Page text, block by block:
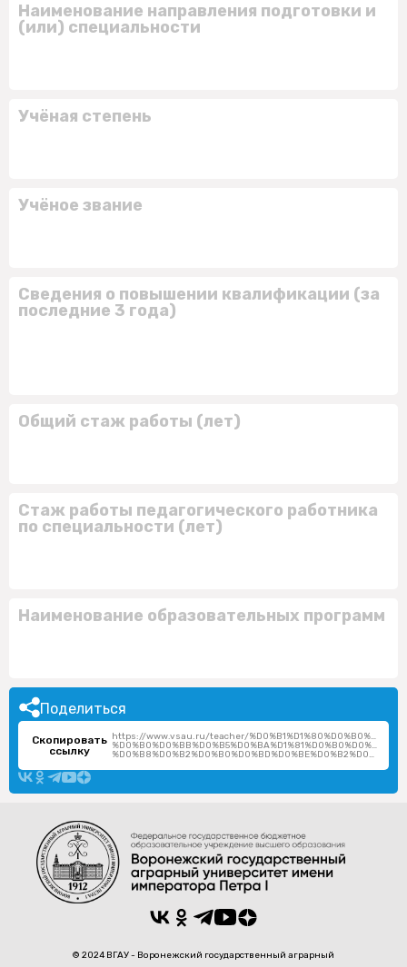
Наименование направления подготовки и
(или) специальности
Учёная степень
Учёное звание
Сведения о повышении квалификации (за
последние 3 года)
Общий стаж работы (лет)
Стаж работы педагогического работника
по специальности (лет)
Наименование образовательных программ
Поделиться
Скопировать
ссылку
https://www.vsau.ru/teacher/
%D0%B8%D0%B2%D0%B0%D0%BD%D0%BE%D0%B2%D0%BD%D0%B0/
© 2024 ВГАУ - Воронежский государственный аграрный